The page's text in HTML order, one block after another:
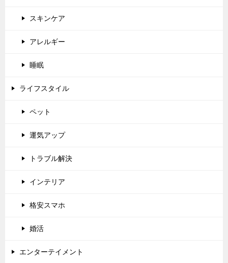
スキンケア
アレルギー
睡眠
ライフスタイル
ペット
運気アップ
トラブル解決
インテリア
格安スマホ
婚活
エンターテイメント